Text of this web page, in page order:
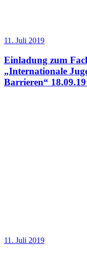
11. Juli 2019
Einladung zum
„Internationale
Barrieren“
11. Juli 2019